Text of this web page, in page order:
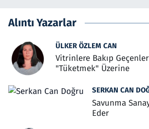
Alıntı Yazarlar
ÜLKER ÖZLEM CAN
Vitrinlere Bakıp
"Tüketmek" Üzerine
SERKAN CAN
Savunma
Eder